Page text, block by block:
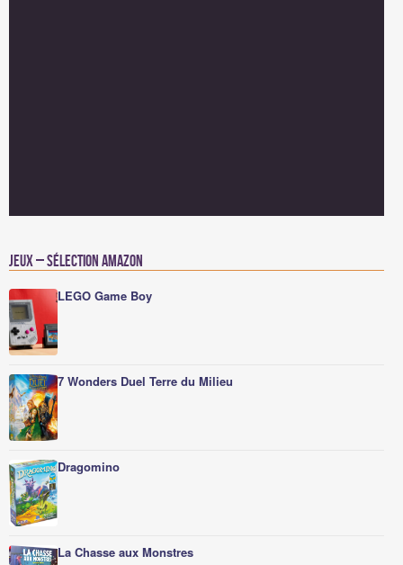
Jeux – Sélection Amazon
LEGO Game Boy
7 Wonders Duel Terre du Milieu
Dragomino
La Chasse aux Monstres